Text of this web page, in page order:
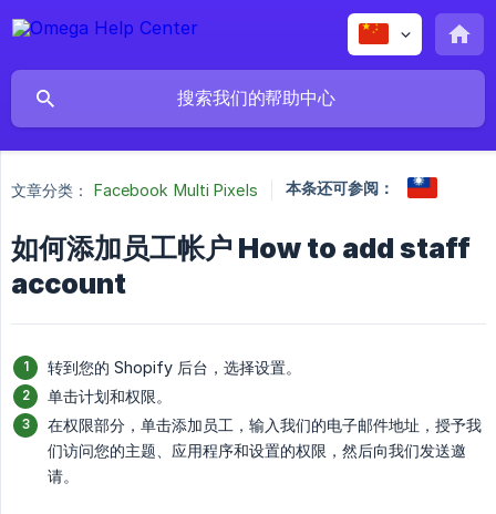
文章分类： Facebook Multi Pixels 本条还可参阅：
如何添加员工帐户 How to add staff
account
转到您的 Shopify 后台，选择设置。
单击计划和权限。
在权限部分，单击添加员工，输入我们的电子邮件地址，授予我
们访问您的主题、应用程序和设置的权限，然后向我们发送邀
请。